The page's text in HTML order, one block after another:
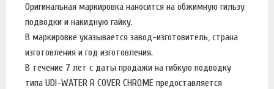
Оригинальная маркировка наносится на обжимную гильзу
подводки и накидную гайку.
В маркировке указывается завод-изготовитель, страна
изготовления и год изготовления.
В течение 7 лет с даты продажи на гибкую подводку
типа UDI-WATER R COVER CHROME предоставляется